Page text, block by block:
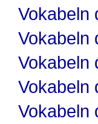
Vokabeln
Vokabeln
Vokabeln
Vokabeln
Vokabeln